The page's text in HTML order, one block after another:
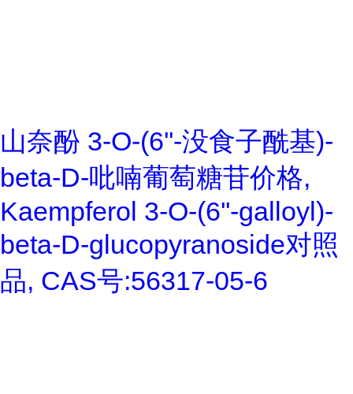
山奈酚 3-O-(6''-没食子酰基)-
beta-D-吡喃葡萄糖苷价格,
Kaempferol 3-O-(6''-galloyl)-
beta-D-glucopyranoside对照
品, CAS号:56317-05-6